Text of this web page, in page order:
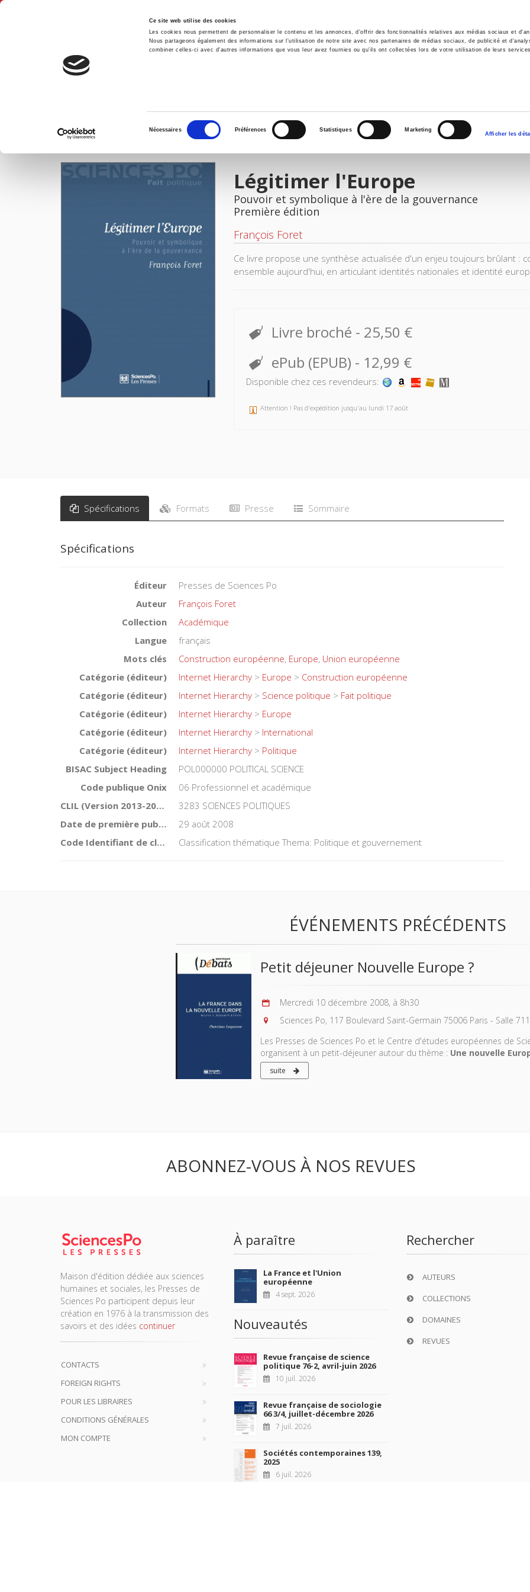
Ce site web utilise des cookies
Les cookies nous permettent de personnaliser le contenu et les annonces, d'offrir des fonctionnalités relatives aux médias sociaux et
Nous partageons également des informations sur l'utilisation de notre site avec nos partenaires de médias sociaux, de publicité et
combiner celles-ci avec d'autres informations que vous leur avez fournies ou qu'ils ont collectées lors de votre utilisation de leurs
consentement
Nécessaires Préférences Statistiques Marketing
Afficher les
Accueil Environnement Histoire International
IMAGES
Légitimer l'Europe
Pouvoir et symbolique à l'ère de la gouvernance
Première édition
François Foret
Ce livre propose une synthèse actualisée d'un enjeu toujours brûlant :
ensemble aujourd'hui, en articulant identités nationales et identité
Livre broché - 25,50 €
ePub (EPUB) - 12,99 €
Disponible chez ces revendeurs:
Attention ! Pas d'expédition jusqu'au lundi 17 août
Spécifications Formats Presse Sommaire
Spécifications
Éditeur
Presses de Sciences Po
Auteur
François Foret
Collection
Académique
Langue
français
Mots clés
Construction européenne, Europe, Union européenne
Catégorie (éditeur)
Internet Hierarchy > Europe > Construction européenne
Catégorie (éditeur)
Internet Hierarchy > Science politique > Fait politique
Catégorie (éditeur)
Internet Hierarchy > Europe
Catégorie (éditeur)
Internet Hierarchy > International
Catégorie (éditeur)
Internet Hierarchy > Politique
BISAC Subject Heading
POL000000 POLITICAL SCIENCE
Code publique Onix
06 Professionnel et académique
CLIL (Version 2013-2019 )
3283 SCIENCES POLITIQUES
Date de première publication du titre
29 août 2008
Code Identifiant de classement sujet
Classification thématique Thema: Politique et gouvernement
ÉVÉNEMENTS PRÉCÉDENTS
Petit déjeuner Nouvelle Europe ?
Mercredi 10 décembre 2008, à 8h30
Sciences Po, 117 Boulevard Saint-Germain 75006 Paris - Salle 711
Les Presses de Sciences Po et le Centre d'études européennes de
organisent à un petit-déjeuner autour du thème : Une nouvelle
suite
ABONNEZ-VOUS À NOS REVUES
Maison d'édition dédiée aux sciences
humaines et sociales, les Presses de
Sciences Po participent depuis leur
création en 1976 à la transmission des
savoirs et des idées continuer
CONTACTS
FOREIGN RIGHTS
POUR LES LIBRAIRES
CONDITIONS GÉNÉRALES
MON COMPTE
À paraître
La France et l'Union
européenne
4 sept. 2026
Nouveautés
Revue française de science
politique 76-2, avril-juin 2026
10 juil. 2026
Revue française de sociologie
66 3/4, juillet-décembre 2026
7 juil. 2026
Sociétés contemporaines 139,
2025
6 juil. 2026
Rechercher
AUTEURS
COLLECTIONS
DOMAINES
REVUES